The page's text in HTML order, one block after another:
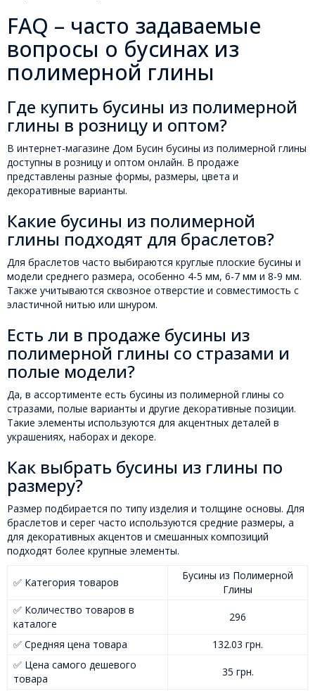
FAQ – часто задаваемые
вопросы о бусинах из
полимерной глины
Где купить бусины из полимерной
глины в розницу и оптом?
В интернет-магазине Дом Бусин бусины из полимерной глины
доступны в розницу и оптом онлайн. В продаже
представлены разные формы, размеры, цвета и
декоративные варианты.
Какие бусины из полимерной
глины подходят для браслетов?
Для браслетов часто выбираются круглые плоские бусины и
модели среднего размера, особенно 4-5 мм, 6-7 мм и 8-9 мм.
Также учитываются сквозное отверстие и совместимость с
эластичной нитью или шнуром.
Есть ли в продаже бусины из
полимерной глины со стразами и
полые модели?
Да, в ассортименте есть бусины из полимерной глины со
стразами, полые варианты и другие декоративные позиции.
Такие элементы используются для акцентных деталей в
украшениях, наборах и декоре.
Как выбрать бусины из глины по
размеру?
Размер подбирается по типу изделия и толщине основы. Для
браслетов и серег часто используются средние размеры, а
для декоративных акцентов и смешанных композиций
подходят более крупные элементы.
✅ Категория товаров
Бусины из Полимерной
Глины
✅ Количество товаров в
каталоге
296
✅ Средняя цена товара
132.03 грн.
✅ Цена самого дешевого
товара
35 грн.